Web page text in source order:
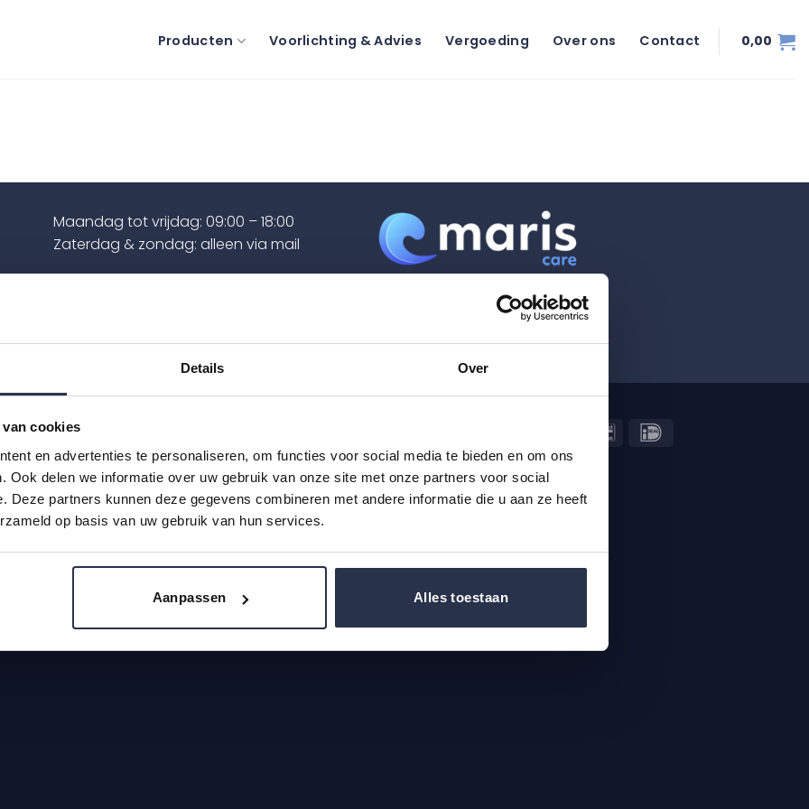
Details Over
cookies
en advertenties te personaliseren, om functies voor social media te bieden en om ons
Ook delen we informatie over uw gebruik van onze site met onze partners voor social
Deze partners kunnen deze gegevens combineren met andere informatie die u aan ze heeft
op basis van uw gebruik van hun services.
Aanpassen Alles toestaan
Producten Voorlichting & Advies Vergoeding Over ons Contact 0,00
Maandag tot vrijdag: 09:00 – 18:00
Zaterdag & zondag: alleen via mail